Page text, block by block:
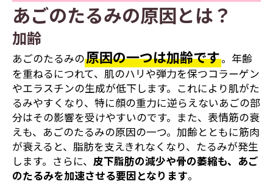
あごのたるみの原因とは？
加齢
あごのたるみの原因の一つは加齢です。年齢
を重ねるにつれて、肌のハリや弾力を保つコラーゲン
やエラスチンの生成が低下します。これにより肌がた
るみやすくなり、特に顔の重力に逆らえないあごの部
分はその影響を受けやすいのです。また、表情筋の衰
えも、あごのたるみの原因の一つ。加齢とともに筋肉
が衰えると、脂肪を支えきれなくなり、たるみが発生
します。さらに、 皮下脂肪の減少や骨の萎縮も、あご
のたるみを加速させる要因となります。